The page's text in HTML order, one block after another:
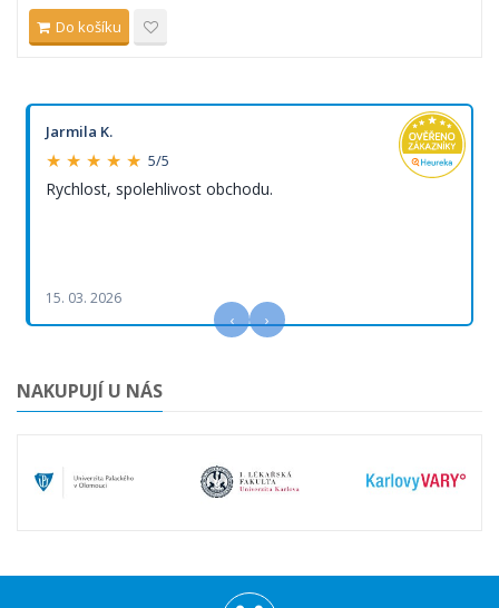
Do košíku
Jarmila K.
★ ★ ★ ★ ★ 5/5
Rychlost, spolehlivost obchodu.
15. 03. 2026
‹ ›
NAKUPUJÍ U NÁS